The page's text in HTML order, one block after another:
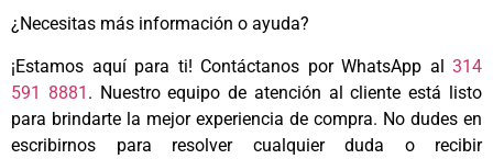
¿Necesitas más información o ayuda?
¡Estamos aquí para ti! Contáctanos por WhatsApp al 314
591 8881 . Nuestro equipo de atención al cliente está listo
para brindarte la mejor experiencia de compra. No dudes en
escribirnos para resolver cualquier duda o recibir